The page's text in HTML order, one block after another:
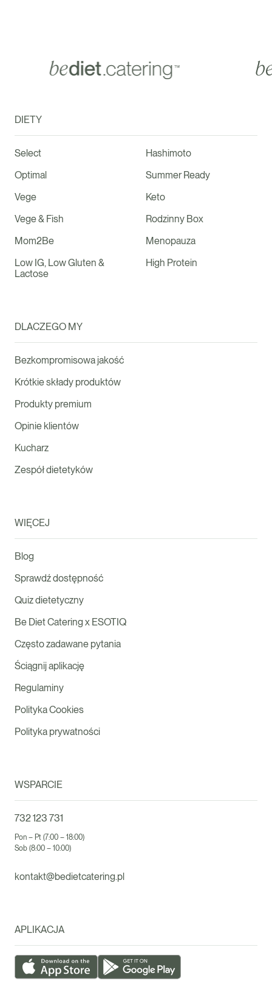
DIETY
Select
Optimal
Vege
Vege & Fish
Mom2Be
Low IG, Low Gluten &
Lactose
Hashimoto
Summer Ready
Keto
Rodzinny Box
Menopauza
High Protein
DLACZEGO MY
Bezkompromisowa jakość
Krótkie składy produktów
Produkty premium
Opinie klientów
Kucharz
Zespół dietetyków
WIĘCEJ
Blog
Sprawdź dostępność
Quiz dietetyczny
Be Diet Catering x ESOTIQ
Często zadawane pytania
Ściągnij aplikację
Regulaminy
Polityka Cookies
Polityka prywatności
WSPARCIE
732 123 731
Pon – Pt (7:00 – 18:00)
Sob (8:00 – 10:00)
kontakt@bedietcatering.pl
APLIKACJA